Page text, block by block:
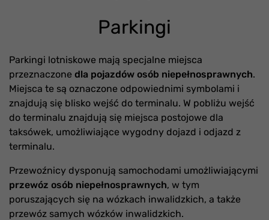
Parkingi
Parkingi lotniskowe mają specjalne miejsca
przeznaczone dla pojazdów osób niepełnosprawnych.
Miejsca te są oznaczone odpowiednimi symbolami i
znajdują się blisko wejść do terminalu. W pobliżu wejść
do terminalu znajdują się miejsca postojowe dla
taksówek, umożliwiające wygodny dojazd i odjazd z
terminalu.
Przewoźnicy dysponują samochodami umożliwiającymi
przewóz osób niepełnosprawnych, w tym
poruszających się na wózkach inwalidzkich, a także
przewóz samych wózków inwalidzkich.